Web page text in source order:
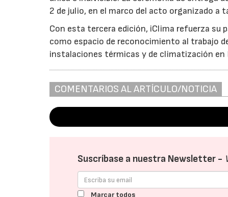
2 de julio, en el marco del acto organizado a
Con esta tercera edición, iClima refuerza su
como espacio de reconocimiento al trabajo
instalaciones térmicas y de climatización en
COMENTARIOS AL ARTÍCULO/NOTICIA
Suscríbase a nuestra Newsletter -
Marcar todos